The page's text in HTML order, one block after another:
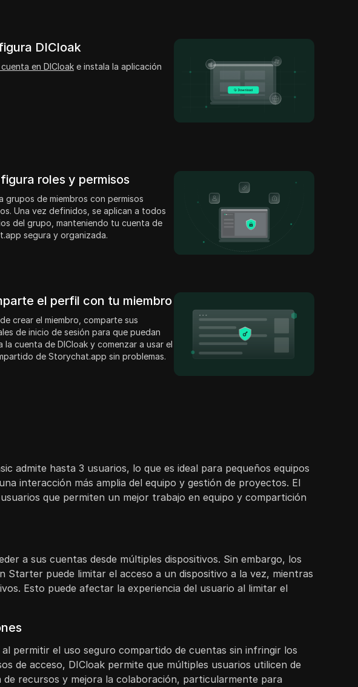
DICloak
en DICloak e instala la aplicación
roles y permisos
grupos de miembros con permisos
Una vez definidos, se aplican a todos
del grupo, manteniendo tu cuenta de
segura y organizada.
el perfil con tu miembro
crear el miembro, comparte sus
de inicio de sesión para que puedan
la cuenta de DICloak y comenzar a usar el
de Storychat.app sin problemas.
admite hasta 3 usuarios, lo que es ideal para pequeños equipos
interacción más amplia del equipo y gestión de proyectos. El
que permiten un mejor trabajo en equipo y compartición
a sus cuentas desde múltiples dispositivos. Sin embargo, los
Starter puede limitar el acceso a un dispositivo a la vez, mientras
Esto puede afectar la experiencia del usuario al limitar el
permitir el uso seguro compartido de cuentas sin infringir los
de acceso, DICloak permite que múltiples usuarios utilicen de
recursos y mejora la colaboración, particularmente para